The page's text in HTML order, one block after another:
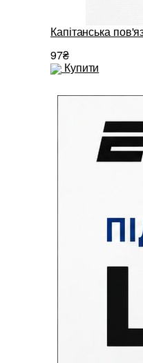
Капітанська
97₴
Купити